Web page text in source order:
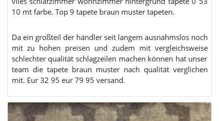
10 mt farbe. Top 9 tapete braun muster tapeten.
Da ein großteil der händler seit langem ausnahmslos noch
mit zu hohen preisen und zudem mit vergleichsweise
schlechter qualität schlagzeilen machen können hat unser
team die tapete braun muster nach qualität verglichen
mit. Eur 32 95 eur 79 95 versand.